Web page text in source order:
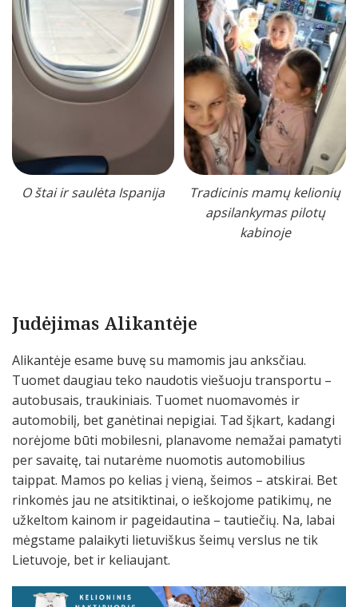
O štai ir saulėta Ispanija
Tradicinis mamų kelionių
apsilankymas pilotų
kabinoje
Judėjimas Alikantėje
Alikantėje esame buvę su mamomis jau anksčiau.
Tuomet daugiau teko naudotis viešuoju transportu –
autobusais, traukiniais. Tuomet nuomavomės ir
automobilį, bet ganėtinai nepigiai. Tad šįkart, kadangi
norėjome būti mobilesni, planavome nemažai pamatyti
per savaitę, tai nutarėme nuomotis automobilius
taippat. Mamos po kelias į vieną, šeimos – atskirai. Bet
rinkomės jau ne atsitiktinai, o ieškojome patikimų, ne
užkeltom kainom ir pageidautina – tautiečių. Na, labai
mėgstame palaikyti lietuviškus šeimų verslus ne tik
Lietuvoje, bet ir keliaujant.